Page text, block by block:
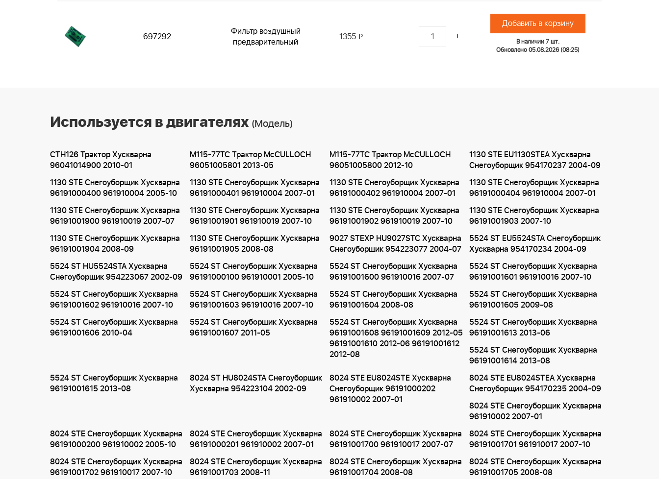
697292
Фильтр воздушный
предварительный
1355 i - +
Добавить в корзину
В наличии 7 шт.
Обновлено 05.08.2026 (08:25)
Используется в двигателях (Модель)
CTH126 Трактор Хускварна
96041014900 2010-01
M115-77TC Трактор McCULLOCH
96051005801 2013-05
M115-77TC Трактор McCULLOCH
96051005800 2012-10
1130 STE EU1130STEA Хускварна
Снегоуборщик 954170237 2004-09
1130 STE Снегоуборщик Хускварна
96191000400 961910004 2005-10
1130 STE Снегоуборщик Хускварна
96191000401 961910004 2007-01
1130 STE Снегоуборщик Хускварна
96191000402 961910004 2007-01
1130 STE Снегоуборщик Хускварна
96191000404 961910004 2007-01
1130 STE Снегоуборщик Хускварна
96191001900 961910019 2007-07
1130 STE Снегоуборщик Хускварна
96191001901 961910019 2007-10
1130 STE Снегоуборщик Хускварна
96191001902 961910019 2007-10
1130 STE Снегоуборщик Хускварна
96191001903 2007-10
1130 STE Снегоуборщик Хускварна
96191001904 2008-09
1130 STE Снегоуборщик Хускварна
96191001905 2008-08
9027 STEXP HU9027STC Хускварна
Снегоуборщик 954223077 2004-07
5524 ST EU5524STA Снегоуборщик
Хускварна 954170234 2004-09
5524 ST HU5524STA Хускварна
Снегоуборщик 954223067 2002-09
5524 ST Снегоуборщик Хускварна
96191000100 961910001 2005-10
5524 ST Снегоуборщик Хускварна
96191001600 961910016 2007-07
5524 ST Снегоуборщик Хускварна
96191001601 961910016 2007-10
5524 ST Снегоуборщик Хускварна
96191001602 961910016 2007-10
5524 ST Снегоуборщик Хускварна
96191001603 961910016 2007-10
5524 ST Снегоуборщик Хускварна
96191001604 2008-08
5524 ST Снегоуборщик Хускварна
96191001605 2009-08
5524 ST Снегоуборщик Хускварна
96191001606 2010-04
5524 ST Снегоуборщик Хускварна
96191001607 2011-05
5524 ST Снегоуборщик Хускварна
96191001608 96191001609 2012-05
96191001610 2012-06 96191001612
2012-08
5524 ST Снегоуборщик Хускварна
96191001613 2013-06
5524 ST Снегоуборщик Хускварна
96191001614 2013-08
5524 ST Снегоуборщик Хускварна
96191001615 2013-08
8024 ST HU8024STA Снегоуборщик
Хускварна 954223104 2002-09
8024 STE EU8024STE Хускварна
Снегоуборщик 96191000202
961910002 2007-01
8024 STE EU8024STEA Хускварна
Снегоуборщик 954170235 2004-09
8024 STE Снегоуборщик Хускварна
961910002 2007-01
8024 STE Снегоуборщик Хускварна
96191000200 961910002 2005-10
8024 STE Снегоуборщик Хускварна
96191000201 961910002 2007-01
8024 STE Снегоуборщик Хускварна
96191001700 961910017 2007-07
8024 STE Снегоуборщик Хускварна
96191001701 961910017 2007-10
8024 STE Снегоуборщик Хускварна
96191001702 961910017 2007-10
8024 STE Снегоуборщик Хускварна
96191001703 2008-11
8024 STE Снегоуборщик Хускварна
96191001704 2008-08
8024 STE Снегоуборщик Хускварна
96191001705 2008-08